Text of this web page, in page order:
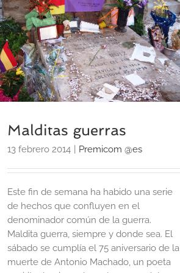
Malditas guerras
13 febrero 2014 Premicom @es
Este fin de semana ha habido una serie
de hechos que confluyen en el
denominador común de la guerra.
Maldita guerra, siempre y donde sea. El
sábado se cumplía el 75 aniversario de la
muerte de Antonio Machado, un poeta